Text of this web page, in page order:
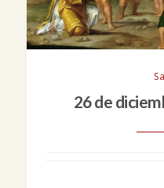
26 de